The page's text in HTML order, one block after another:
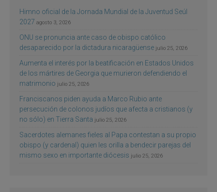
Himno oficial de la Jornada Mundial de la Juventud Seúl
2027 agosto 3, 2026
ONU se pronuncia ante caso de obispo católico
desaparecido por la dictadura nicaragüense julio 25, 2026
Aumenta el interés por la beatificación en Estados Unidos
de los mártires de Georgia que murieron defendiendo el
matrimonio julio 25, 2026
Franciscanos piden ayuda a Marco Rubio ante
persecución de colonos judíos que afecta a cristianos (y
no sólo) en Tierra Santa julio 25, 2026
Sacerdotes alemanes fieles al Papa contestan a su propio
obispo (y cardenal) quien les orilla a bendecir parejas del
mismo sexo en importante diócesis julio 25, 2026